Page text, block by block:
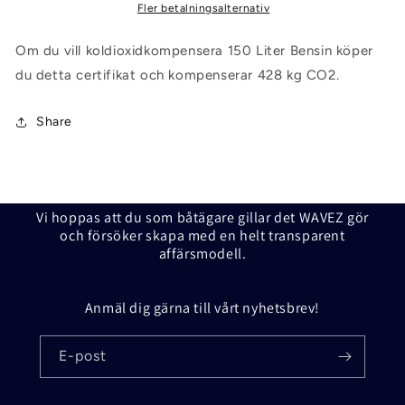
Fler betalningsalternativ
Om du vill koldioxidkompensera 150 Liter Bensin köper
du detta certifikat och kompenserar 428 kg CO2.
Share
Vi hoppas att du som båtägare gillar det WAVEZ gör
och försöker skapa med en helt transparent
affärsmodell.
Anmäl dig gärna till vårt nyhetsbrev!
E-post